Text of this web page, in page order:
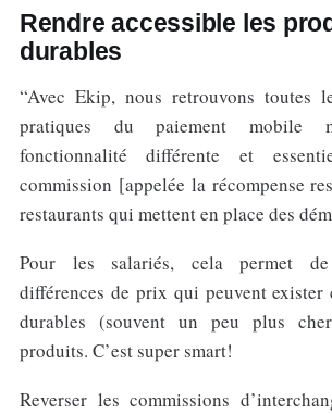
Rendre accessible les
durables
“Avec Ekip, nous retrouvons toutes
pratiques du paiement mobile
fonctionnalité différente et
commission [appelée la récompense
restaurants qui mettent en place des
Pour les salariés, cela permet
différences de prix qui peuvent exister
durables (souvent un peu plus
produits. C’est super smart!
Reverser les commissions